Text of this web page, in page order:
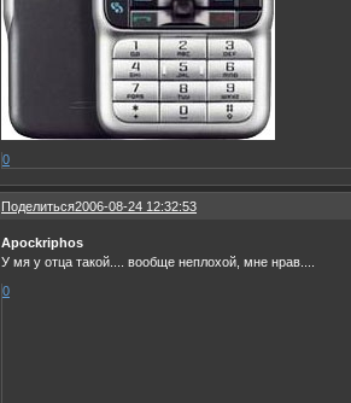
0
Поделиться2006-08-24 12:32:53
Aрoсkriрhоs
У мя у отца такой.... вообще неплохой, мне нрав....
0